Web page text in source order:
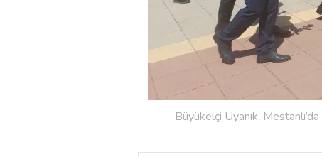
Büyükelçi Uyanık, Mestanlı’da